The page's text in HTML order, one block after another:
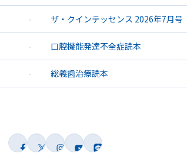
ザ・クインテッセンス 2026年7月号
口腔機能発達不全症読本
総義歯治療読本